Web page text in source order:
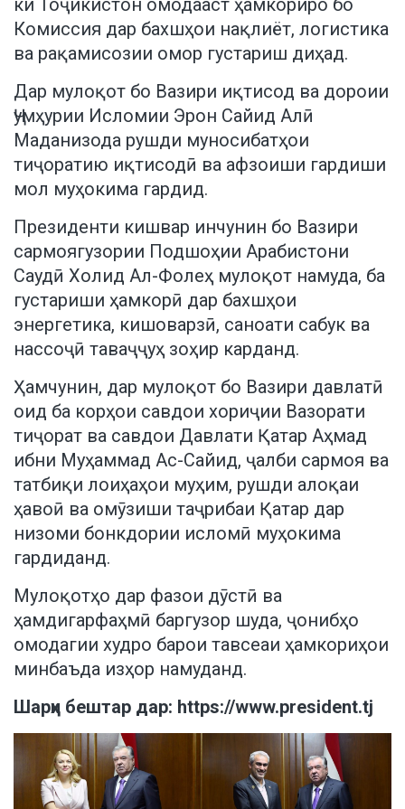
Комиссия дар бахшҳои нақлиёт, логистика
ва рақамисозии омор густариш диҳад.
Дар мулоқот бо Вазири иқтисод ва дороии
Ҷумҳурии Исломии Эрон Сайид Алӣ
Маданизода рушди муносибатҳои
тиҷоратию иқтисодӣ ва афзоиши гардиши
мол муҳокима гардид.
Президенти кишвар инчунин бо Вазири
сармоягузории Подшоҳии Арабистони
Саудӣ Холид Ал-Фолеҳ мулоқот намуда, ба
густариши ҳамкорӣ дар бахшҳои
энергетика, кишоварзӣ, саноати сабук ва
нассоҷӣ таваҷҷуҳ зоҳир карданд.
Ҳамчунин, дар мулоқот бо Вазири давлатӣ
оид ба корҳои савдои хориҷии Вазорати
тиҷорат ва савдои Давлати Қатар Аҳмад
ибни Муҳаммад Ас-Сайид, ҷалби сармоя ва
татбиқи лоиҳаҳои муҳим, рушди алоқаи
ҳавоӣ ва омӯзиши таҷрибаи Қатар дар
низоми бонкдории исломӣ муҳокима
гардиданд.
Мулоқотҳо дар фазои дӯстӣ ва
ҳамдигарфаҳмӣ баргузор шуда, ҷонибҳо
омодагии худро барои тавсеаи ҳамкориҳои
минбаъда изҳор намуданд.
Шарҳи бештар дар: https://www.president.tj